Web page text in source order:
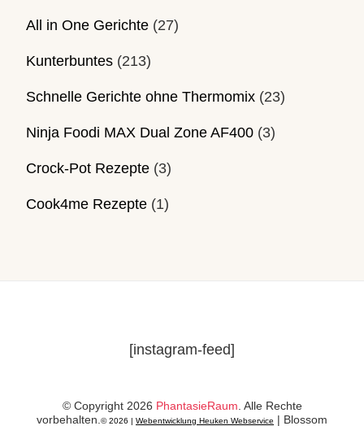
All in One Gerichte (27)
Kunterbuntes (213)
Schnelle Gerichte ohne Thermomix (23)
Ninja Foodi MAX Dual Zone AF400 (3)
Crock-Pot Rezepte (3)
Cook4me Rezepte (1)
[instagram-feed]
© Copyright 2026 PhantasieRaum . Alle Rechte
vorbehalten. © 2026 | Webentwicklung Heuken Webservice | Blossom